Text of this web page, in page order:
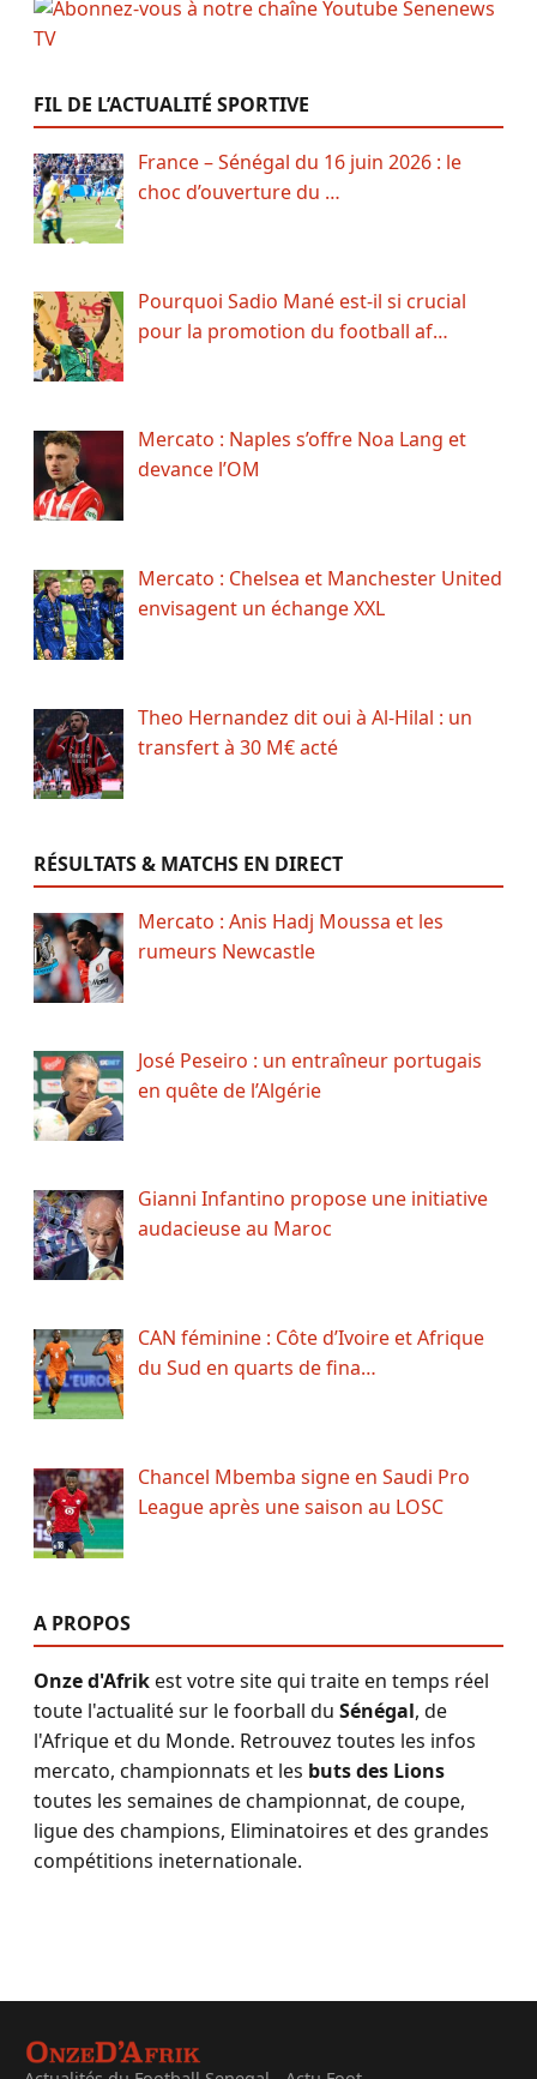
FIL DE L’ACTUALITÉ SPORTIVE
France – Sénégal du 16 juin 2026 : le
choc d’ouverture du …
Pourquoi Sadio Mané est-il si crucial
pour la promotion du football af…
Mercato : Naples s’offre Noa Lang et
devance l’OM
Mercato : Chelsea et Manchester United
envisagent un échange XXL
Theo Hernandez dit oui à Al-Hilal : un
transfert à 30 M€ acté
RÉSULTATS & MATCHS EN DIRECT
Mercato : Anis Hadj Moussa et les
rumeurs Newcastle
José Peseiro : un entraîneur portugais
en quête de l’Algérie
Gianni Infantino propose une initiative
audacieuse au Maroc
CAN féminine : Côte d’Ivoire et Afrique
du Sud en quarts de fina…
Chancel Mbemba signe en Saudi Pro
League après une saison au LOSC
A PROPOS
Onze d'Afrikest votre site qui traite en temps réel
toute l'actualité sur le foorball du Sénégal, de
l'Afrique et du Monde. Retrouvez toutes les infos
mercato, championnats et les buts des Lions
toutes les semaines de championnat, de coupe,
ligue des champions, Eliminatoires et des grandes
compétitions ineternationale.